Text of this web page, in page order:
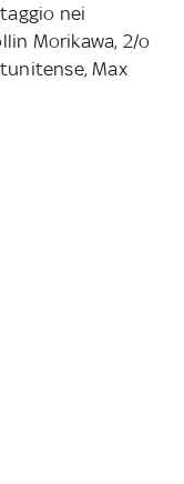
nei
Morikawa, 2/o
Max